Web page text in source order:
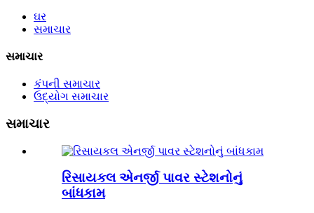
ઘર
સમાચાર
સમાચાર
કંપની સમાચાર
ઉદ્યોગ સમાચાર
સમાચાર
રિસાયકલ એનર્જી પાવર સ્ટેશનોનું
બાંધકામ